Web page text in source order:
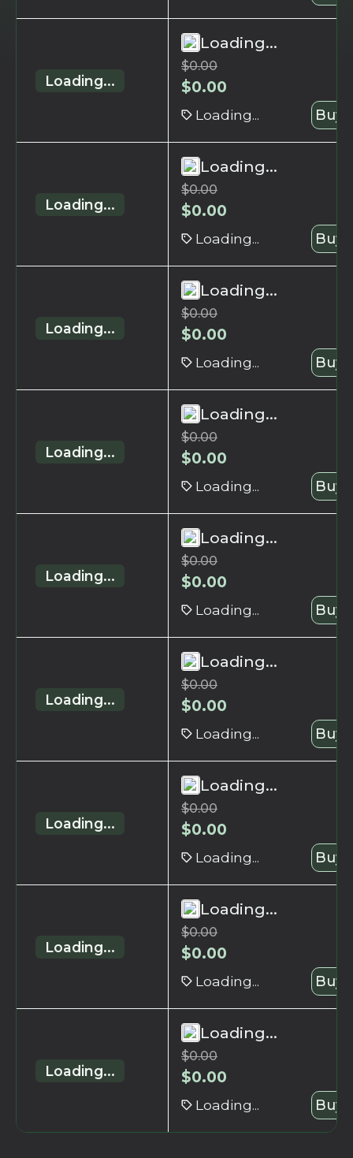
Loading...
Loading...
$0.00
$0.00
Loading... Buy
Loading...
Loading...
$0.00
$0.00
Loading... Buy
Loading...
Loading...
$0.00
$0.00
Loading... Buy
Loading...
Loading...
$0.00
$0.00
Loading... Buy
Loading...
Loading...
$0.00
$0.00
Loading... Buy
Loading...
Loading...
$0.00
$0.00
Loading... Buy
Loading...
Loading...
$0.00
$0.00
Loading... Buy
Loading...
Loading...
$0.00
$0.00
Loading... Buy
Loading...
Loading...
$0.00
$0.00
Loading... Buy